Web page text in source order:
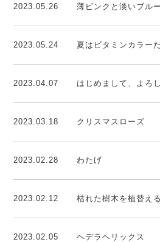
2023.05.26 薄ピンクと淡いブルー
2023.05.24 夏はビタミンカラー
2023.04.07 はじめまして、よろ
2023.03.18 クリスマスローズ
2023.02.28 わたげ
2023.02.12 枯れた樹木を植替える
2023.02.05 ヘデラヘリックス